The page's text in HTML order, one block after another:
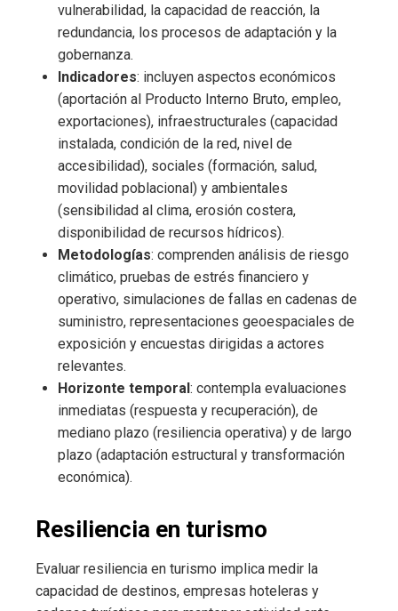
vulnerabilidad, la capacidad de reacción, la
redundancia, los procesos de adaptación y la
gobernanza.
Indicadores: incluyen aspectos económicos
(aportación al Producto Interno Bruto, empleo,
exportaciones), infraestructurales (capacidad
instalada, condición de la red, nivel de
accesibilidad), sociales (formación, salud,
movilidad poblacional) y ambientales
(sensibilidad al clima, erosión costera,
disponibilidad de recursos hídricos).
Metodologías: comprenden análisis de riesgo
climático, pruebas de estrés financiero y
operativo, simulaciones de fallas en cadenas de
suministro, representaciones geoespaciales de
exposición y encuestas dirigidas a actores
relevantes.
Horizonte temporal: contempla evaluaciones
inmediatas (respuesta y recuperación), de
mediano plazo (resiliencia operativa) y de largo
plazo (adaptación estructural y transformación
económica).
Resiliencia en turismo
Evaluar resiliencia en turismo implica medir la
capacidad de destinos, empresas hoteleras y